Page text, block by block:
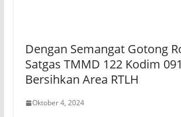
Dengan Semangat Gotong
Satgas TMMD 122 Kodim
Bersihkan Area RTLH
Oktober 4, 2024